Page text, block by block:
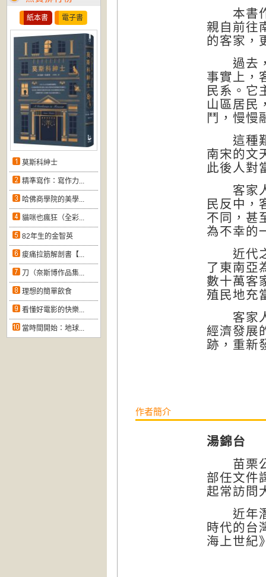
紙本書 電子書
莫斯科紳士
精準寫作：寫作力...
哈佛商學院的美學...
貓咪也瘋狂（全彩...
82年生的金智英
痠痛拉筋解剖書【...
刀（奈斯博作品集...
理想的簡單飲食
看懂好電影的快樂...
當時間開始：地球...
本書作
親自前往
的客家，
過去，
事實上，
民系。它
山區居民
鬥，慢慢
這種艱
南宋的文
此後人對
客家人
民反中，
不同，甚
為不幸的
近代之
了東南亞
數十萬客
殖民地充
客家人
經濟發展
跡，重新
作者簡介
湯錦台
苗栗公
部任文件
起常訪問
近年潛
時代的台
海上世紀